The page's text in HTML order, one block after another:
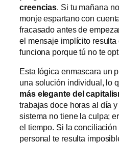
creencias. Si tu mañana
monje espartano con
fracasado antes de
el mensaje implícito
funciona porque tú no te
Esta lógica enmascara un
una solución individual, lo
más elegante del
trabajas doce horas al día
sistema no tiene la culpa;
el tiempo. Si la
personal te resulta